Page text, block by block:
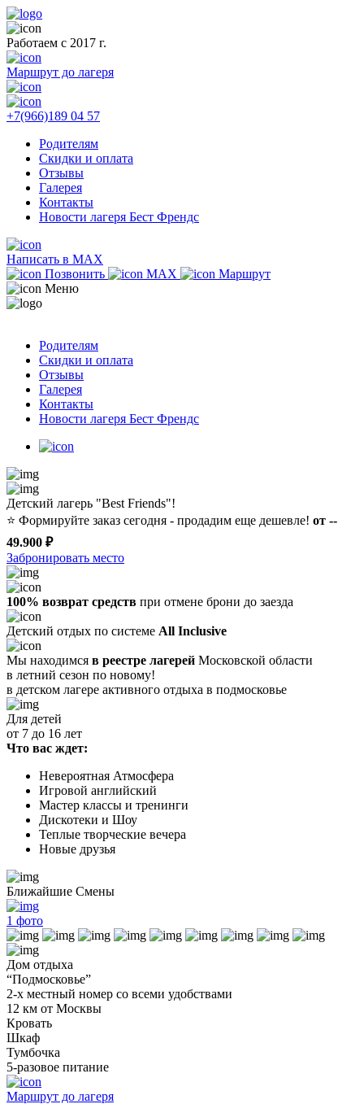
Работаем с 2017 г.
Маршрут до лагеря
+7(966)189 04 57
Родителям
Скидки и оплата
Отзывы
Галерея
Контакты
Новости лагеря Бест Френдс
Написать в MAX
Позвонить
MAX
Маршрут
Меню
Родителям
Скидки и оплата
Отзывы
Галерея
Контакты
Новости лагеря Бест Френдс
Детский лагерь "Best Friends"!
⭐️ Формируйте заказ сегодня - продадим еще дешевле! от --
49.900 ₽
Забронировать место
100% возврат средств при отмене брони до заезда
Детский отдых по системе All Inclusive
Мы находимся в реестре лагерей Московской области
в летний сезон по новому!
в детском лагере активного отдыха в подмосковье
Для детей
от 7 до 16 лет
Что вас ждет:
Невероятная Атмосфера
Игровой английский
Мастер классы и тренинги
Дискотеки и Шоу
Теплые творческие вечера
Новые друзья
Ближайшие Смены
1 фото
Дом отдыха
“Подмосковье”
2-х местный номер со всеми удобствами
12 км от Москвы
Кровать
Шкаф
Тумбочка
5-разовое питание
Маршрут до лагеря